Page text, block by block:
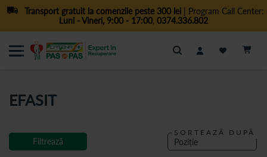
Transport gratuit la comenzile peste 300 lei| Program Call Center:
Luni - Vineri, 9:00 - 17:00, 0374.336.802
Cautare
EFASIT
SORTEAZĂ DUPĂ
Filtrează